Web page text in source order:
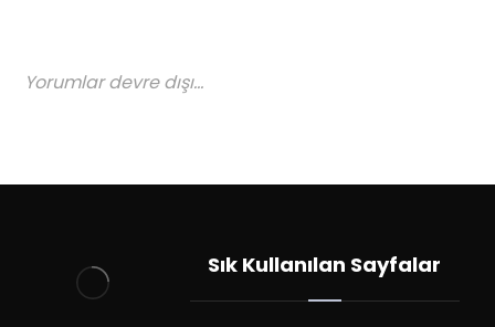
Yorumlar devre dışı...
Sık Kullanılan Sayfalar